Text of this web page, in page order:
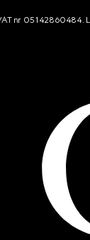
nr 05142860484.